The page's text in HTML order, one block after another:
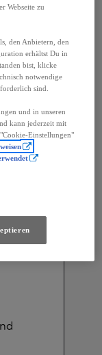
180km/h
Sekunden
Automatik
Webseite zu
den Anbietern, den
erhältst Du in
bist, klicke
notwendige
sind.
und in unseren
kann jederzeit mit
Einstellungen"